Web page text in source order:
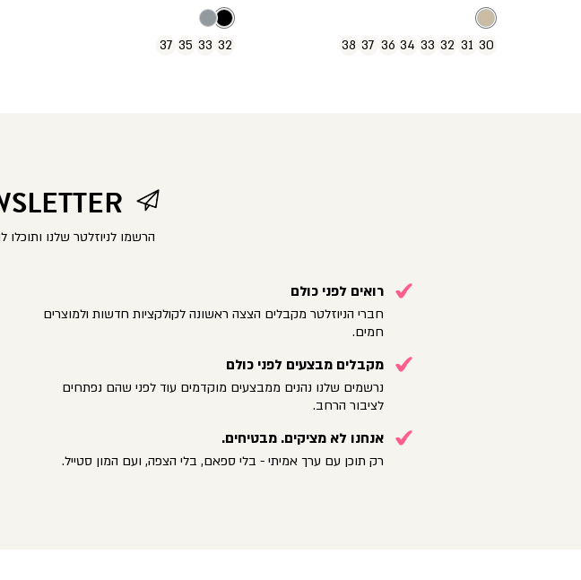
30
31
32
33
34
36
37
38
32
33
35
37
הרשמו לניוזלטר שלנו ותוכלו
רואים לפני כולם
חברי הניוזלטר מקבלים הצצה ראשונה לקולקציות חדשות ולמוצרים
חמים.
מקבלים מבצעים לפני כולם
נרשמים שלנו נהנים ממבצעים מוקדמים עוד לפני שהם נפתחים
לציבור הרחב.
אנחנו לא מציקים. מבטיחים.
רק תוכן עם ערך אמיתי - בלי ספאם, בלי הצפה, ועם המון סטייל.